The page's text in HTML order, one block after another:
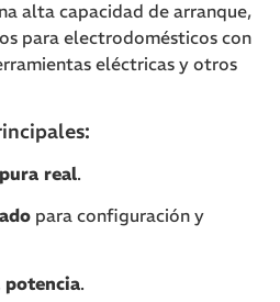
alta capacidad de arranque,
para electrodomésticos con
eléctricas y otros
real.
para configuración y
potencia.